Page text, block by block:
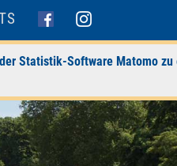
Statistik-Software Matomo